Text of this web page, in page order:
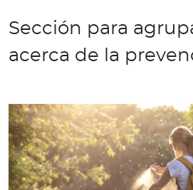
m
r
a
s
A
g
Sección para
acerca de la